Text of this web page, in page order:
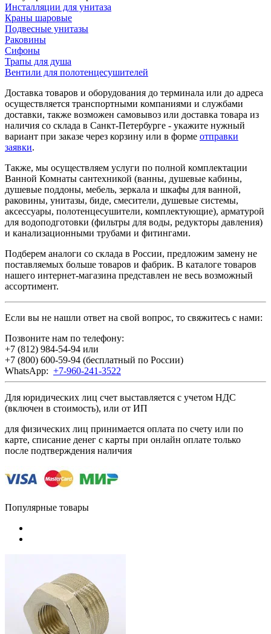
Инсталляции для унитаза
Краны шаровые
Подвесные унитазы
Раковины
Сифоны
Трапы для душа
Вентили для полотенцесушителей
Доставка товаров и оборудования до терминала или до адреса
осуществляется транспортными компаниями и службами
доставки, также возможен самовывоз или доставка товара из
наличия со склада в Санкт-Петербурге - укажите нужный
вариант при заказе через корзину или в форме отправки
заявки.
Также, мы осуществляем услуги по полной комплектации
Ванной Комнаты сантехникой (ванны, душевые кабины,
душевые поддоны, мебель, зеркала и шкафы для ванной,
раковины, унитазы, биде, смесители, душевые системы,
аксессуары, полотенцесушители, комплектующие), арматурой
для водоподготовки (фильтры для воды, редукторы давления)
и канализационными трубами и фитингами.
Подберем аналоги со склада в России, предложим замену не
поставляемых больше товаров и фабрик. В каталоге товаров
нашего интернет-магазина представлен не весь возможный
ассортимент.
Если вы не нашли ответ на свой вопрос, то свяжитесь с нами:
Позвоните нам по телефону:
+7 (812) 984-54-94 или
+7 (800) 600-59-94 (бесплатный по России)
WhatsApp: +7-960-241-3522
Для юридических лиц счет выставляется с учетом НДС
(включен в стоимость), или от ИП
для физических лиц принимается оплата по счету или по
карте, списание денег с карты при онлайн оплате только
после подтверждения наличия
Популярные товары